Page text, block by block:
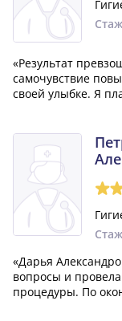
«Результат
самочувствие
своей улыбке. Я
«Дарья
вопросы и
процедуры. По